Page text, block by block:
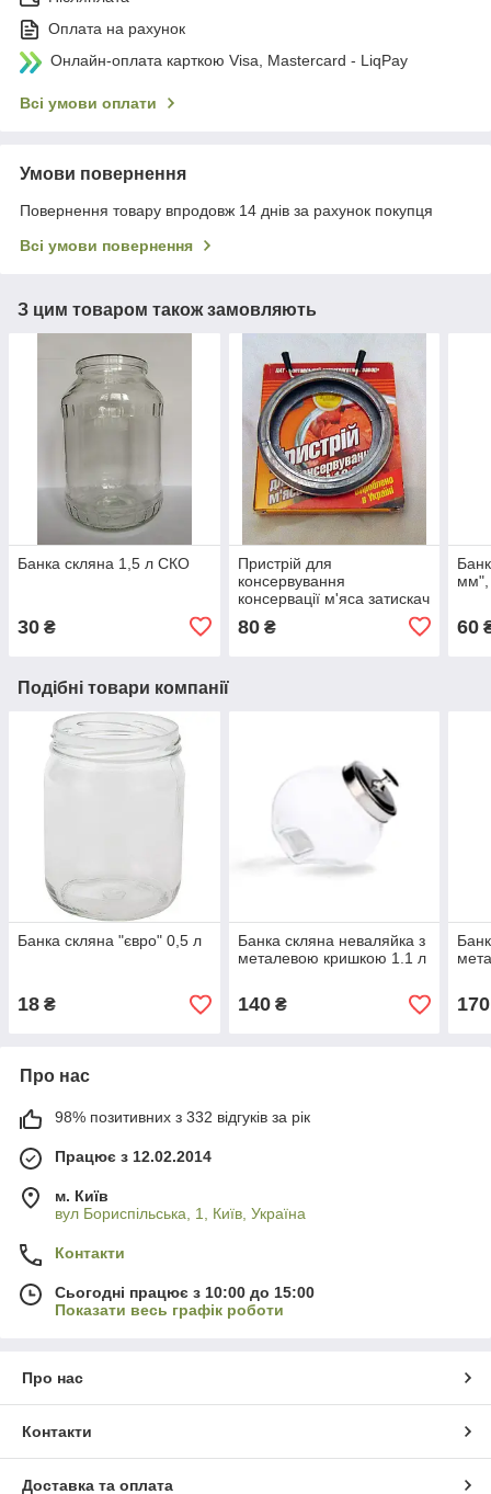
Оплата на рахунок
Онлайн-оплата карткою Visa, Mastercard - LiqPay
Всі умови оплати
Умови повернення
Повернення товару впродовж 14 днів за рахунок покупця
Всі умови повернення
З цим товаром також замовляють
Банка скляна 1,5 л СКО
30 ₴
Пристрій для
консервування
консервації м'яса затискач
для банок ПААЗ Полтава
80₴
мм",
60
Подібні товари компанії
Банка скляна "євро" 0,5 л
18 ₴
Банка скляна неваляйка з
металевою кришкою 1.1 л
140₴ 170
Про нас
98% позитивних з 332 відгуків за рік
Працює з 12.02.2014
м. Київ
вул Бориспільська, 1, Київ, Україна
Контакти
Сьогодні працює з 10:00 до 15:00
Показати весь графік роботи
Про нас
Контакти
Доставка та оплата